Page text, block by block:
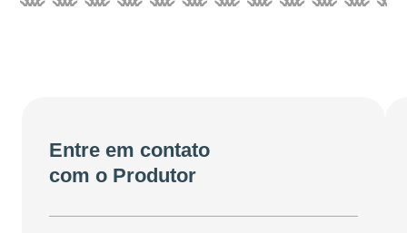
Entre em contato
com o Produtor